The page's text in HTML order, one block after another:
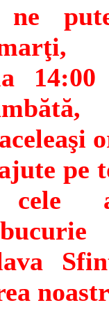
ne
pe